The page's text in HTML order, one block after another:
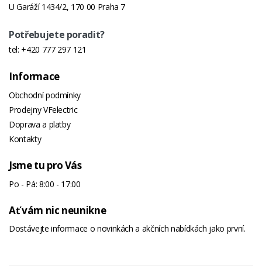
U Garáží 1434/2, 170 00 Praha 7
Potřebujete poradit?
tel: +420 777 297 121
Informace
Obchodní podmínky
Prodejny VFelectric
Doprava a platby
Kontakty
Jsme tu pro Vás
Po - Pá: 8:00 - 17:00
Ať vám nic neunikne
Dostávejte informace o novinkách a akčních nabídkách jako první.